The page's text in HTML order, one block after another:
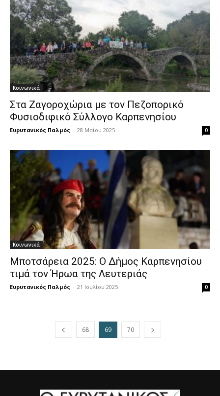
Κοινωνικά
Στα Ζαγοροχώρια με τον Πεζοπορικό
Φυσιοδιφικό Σύλλογο Καρπενησίου
Ευρυτανικός Παλμός - 28 Μαΐου 2025 0
Κοινωνικά
Μποτσάρεια 2025: Ο Δήμος Καρπενησίου
τιμά τον Ήρωα της Λευτεριάς
Ευρυτανικός Παλμός - 21 Ιουλίου 2025 0
68 69 70